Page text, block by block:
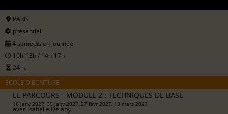
PARIS
présentiel
4 samedis en journée
10h-13h / 14h-17h
24 h.
ÉCOLE D'ÉCRITURE
LE PARCOURS - MODULE 2 : TECHNIQUES DE BASE
16 janv 2027, 30 janv 2027, 27 févr 2027, 13 mars 2027
avec Isabelle Delaby